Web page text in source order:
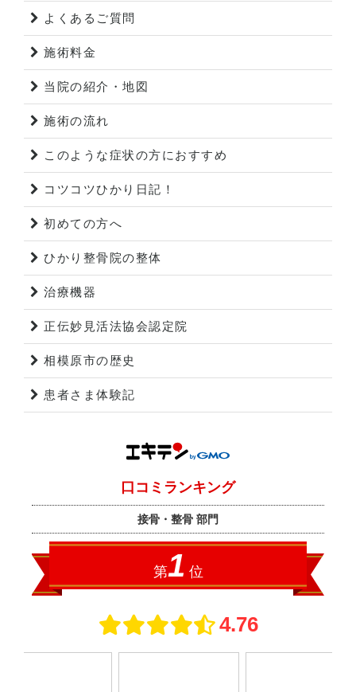
よくあるご質問
施術料金
当院の紹介・地図
施術の流れ
このような症状の方におすすめ
コツコツひかり日記！
初めての方へ
ひかり整骨院の整体
治療機器
正伝妙見活法協会認定院
相模原市の歴史
患者さま体験記